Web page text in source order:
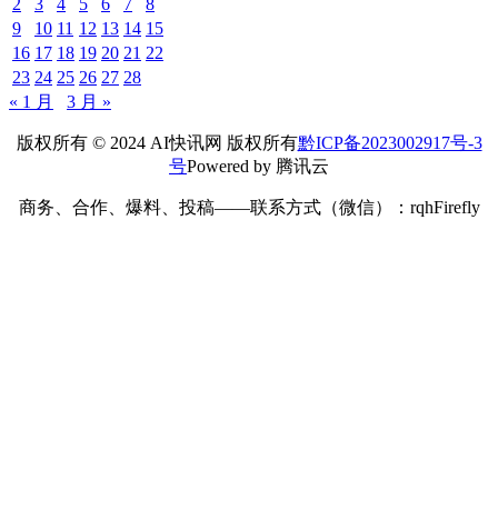
9
10 11 12 13 14 15
16 17 18 19 20 21 22
23 24 25 26 27 28
« 1 月
3 月 »
版权所有 © 2024 AI快讯网 版权所有黔ICP备2023002917号-3
号Powered by 腾讯云
商务、合作、爆料、投稿——联系方式（微信）：rqhFirefly